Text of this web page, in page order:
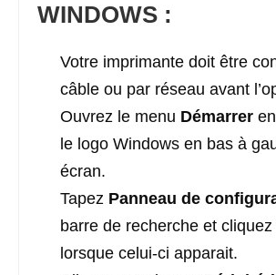
WINDOWS :
Votre imprimante doit être
câble ou par réseau avant
Ouvrez le menu Démarrer
le logo Windows en bas à
écran.
Tapez Panneau de
barre de recherche et
lorsque celui-ci apparait.